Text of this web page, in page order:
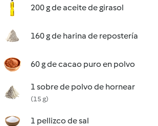
200 g de aceite de girasol
160 g de harina de repostería
60 g de cacao puro en polvo
1 sobre de polvo de hornear
(15 g)
1 pellizco de sal